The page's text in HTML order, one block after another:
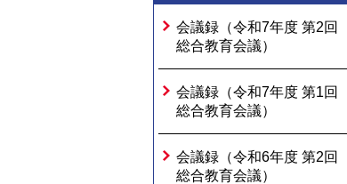
会議録（令和7年度 第2回
総合教育会議）
会議録（令和7年度 第1回
総合教育会議）
会議録（令和6年度 第2回
総合教育会議）